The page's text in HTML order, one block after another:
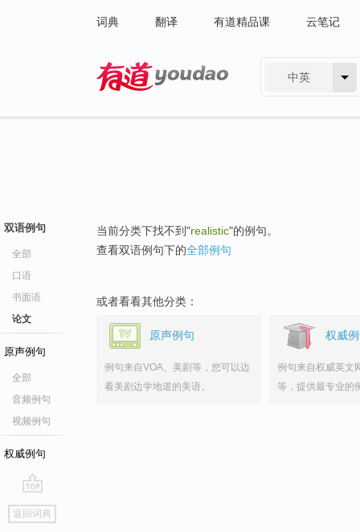
词典 翻译 有道精品课 云笔记
中英
双语例句
全部
口语
书面语
论文
原声例句
全部
音频例句
视频例句
权威例句
go
top
返回词典
当前分类下找不到"realistic"的例句。
查看双语例句下的全部例句
或者看看其他分类：
原声例句
例句来自VOA、美剧等，您可以边
看美剧边学地道的美语。
权威
例句来自权威英文
等，提供最专业的